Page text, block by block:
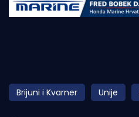
Obala
Otoci
Brijuni i Kvarner Unije